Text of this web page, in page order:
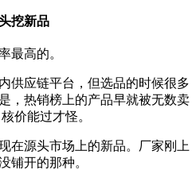
挖新品
最高的。
供应链平台，但选品的时候很多
，热销榜上的产品早就被无数卖
价能过才怪。
源头市场上的新品。厂家刚上
铺开的那种。